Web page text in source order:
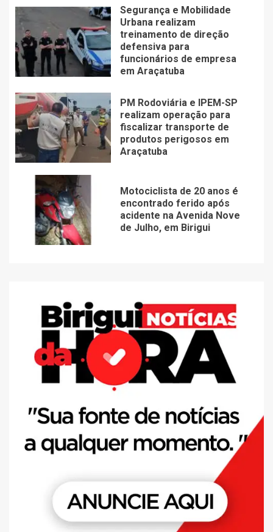
Segurança e Mobilidade
Urbana realizam
treinamento de direção
defensiva para
funcionários de empresa
em Araçatuba
PM Rodoviária e IPEM-SP
realizam operação para
fiscalizar transporte de
produtos perigosos em
Araçatuba
Motociclista de 20 anos é
encontrado ferido após
acidente na Avenida Nove
de Julho, em Birigui